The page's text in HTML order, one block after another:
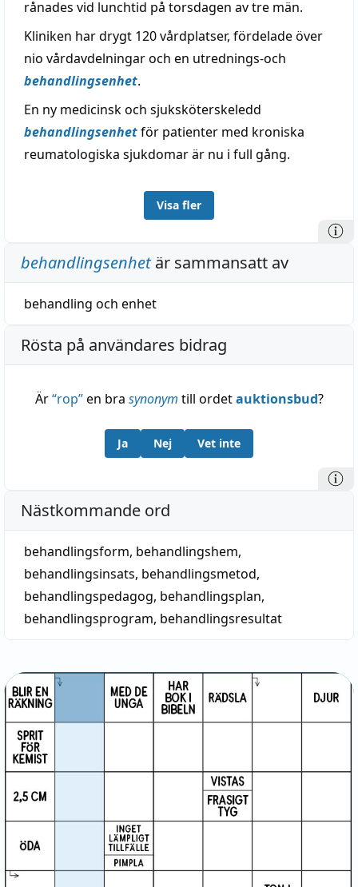
rånades vid lunchtid på torsdagen av tre män.
Kliniken har drygt 120 vårdplatser, fördelade över
nio vårdavdelningar och en utrednings-och
behandlingsenhet.
En ny medicinsk och sjuksköterskeledd
behandlingsenhetför patienter med kroniska
reumatologiska sjukdomar är nu i full gång.
Visa fler
behandlingsenhetär sammansatt av
behandling och enhet
Rösta på användares bidrag
Är“rop”en bra synonym till ordetauktionsbud?
Ja Nej Vet inte
Nästkommande ord
behandlingsform, behandlingshem,
behandlingsinsats, behandlingsmetod,
behandlingspedagog, behandlingsplan,
behandlingsprogram, behandlingsresultat